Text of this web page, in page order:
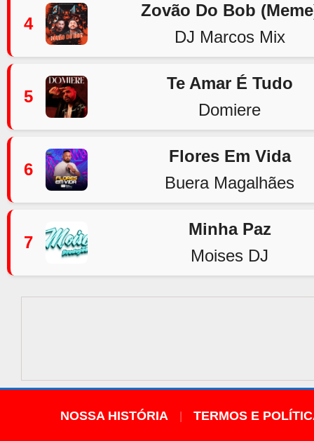
4
Zovão Do Bob
DJ Marcos Mix
5
Te Amar É Tudo
Domiere
6
Flores Em Vida
Buera Magalhães
7
Minha Paz
Moises DJ
NOSSA HISTÓRIA TERMOS E